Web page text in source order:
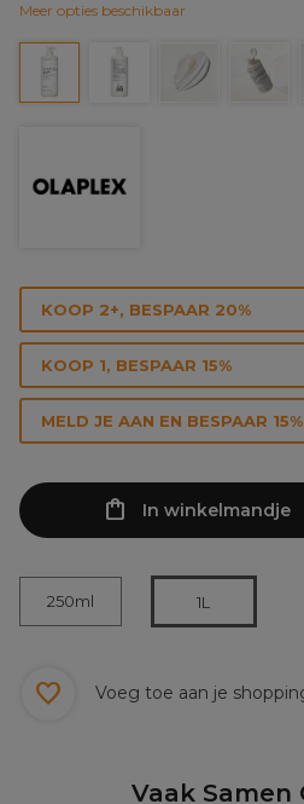
Meer opties beschikbaar
KOOP 2+, BESPAAR 20%
KOOP 1, BESPAAR 15%
MELD JE AAN EN BESPAAR
In winkelmandje
250ml 1L
Voeg toe aan je
Vaak Samen